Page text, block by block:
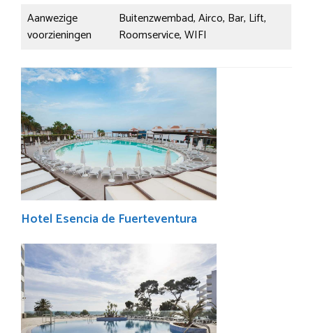
Aanwezige
voorzieningen
Buitenzwembad, Airco, Bar, Lift,
Roomservice, WIFI
Hotel Esencia de Fuerteventura